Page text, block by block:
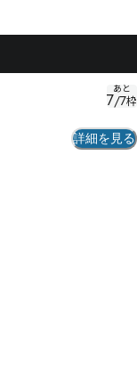
あと
7/7枠
詳細を見る